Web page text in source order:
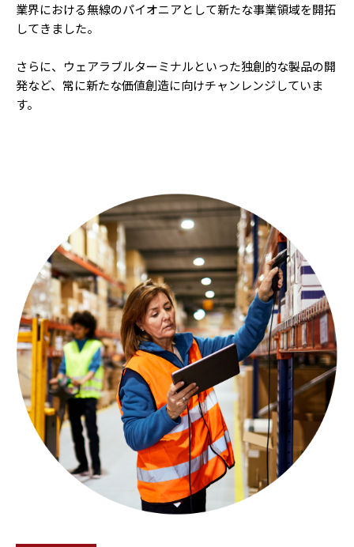
業界における無線のパイオニアとして新たな事業領域を開拓
してきました。
さらに、ウェアラブルターミナルといった独創的な製品の開
発など、常に新たな価値創造に向けチャンレンジしていま
す。